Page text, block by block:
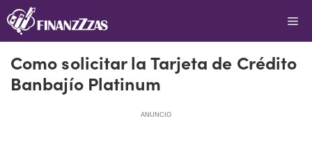
Saltar
al
Como solicitar la Tarjeta de Crédito
Banbajío Platinum
ANUNCIO